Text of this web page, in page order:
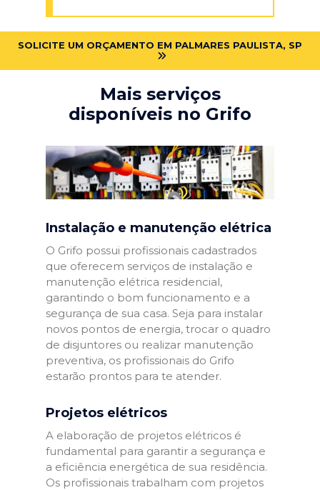
SOLICITE UM ORÇAMENTO EM PALMARES PAULISTA, SP
Mais serviços
disponíveis no Grifo
Instalação e manutenção elétrica
O Grifo possui profissionais cadastrados
que oferecem serviços de instalação e
manutenção elétrica residencial,
garantindo o bom funcionamento e a
segurança de sua casa. Seja para instalar
novos pontos de energia, trocar o quadro
de disjuntores ou realizar manutenção
preventiva, os profissionais do Grifo
estarão prontos para te atender.
Projetos elétricos
A elaboração de projetos elétricos é
fundamental para garantir a segurança e
a eficiência energética de sua residência.
Os profissionais trabalham com projetos